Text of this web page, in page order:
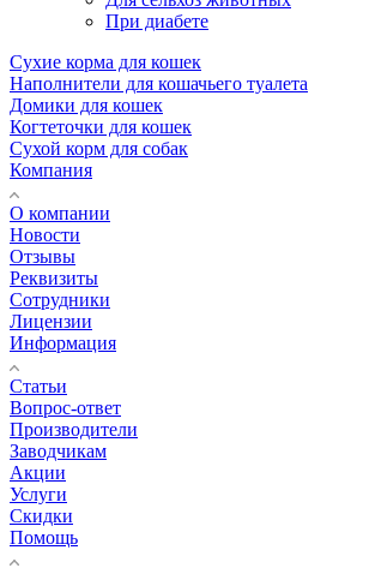
При диабете
Сухие корма для кошек
Наполнители для кошачьего туалета
Домики для кошек
Когтеточки для кошек
Сухой корм для собак
Компания
О компании
Новости
Отзывы
Реквизиты
Сотрудники
Лицензии
Информация
Статьи
Вопрос-ответ
Производители
Заводчикам
Акции
Услуги
Скидки
Помощь